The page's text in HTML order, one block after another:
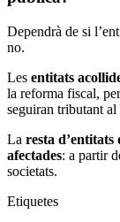
Dependrà de si
no.
Les entitats
la reforma fiscal,
seguiran tributant al
La resta d’entitats
afectades: a partir
societats.
Etiquetes